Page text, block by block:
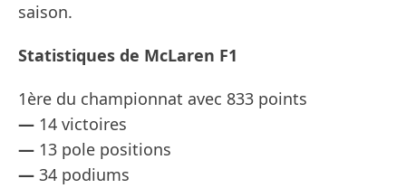
saison.
Statistiques de McLaren F1
1ère du championnat avec 833 points
— 14 victoires
— 13 pole positions
— 34 podiums